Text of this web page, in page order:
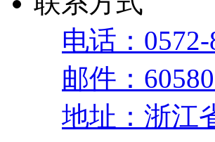
电话：0572-
邮件：
地址：浙江